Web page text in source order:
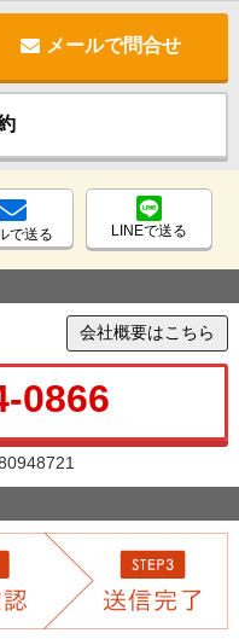
メールで問合せ
で送る LINEで送る
会社概要はこちら
0866